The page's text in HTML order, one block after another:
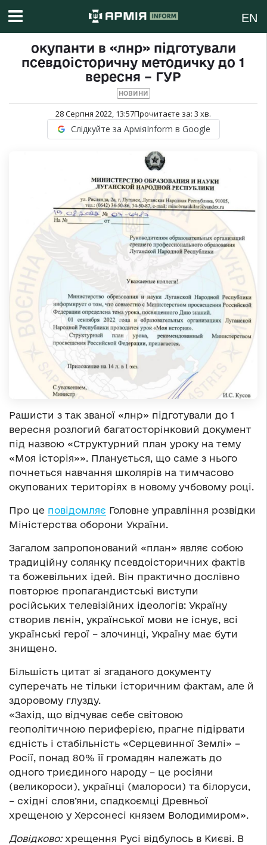
EN
окупанти в «лнр» підготували
псевдоісторичну методичку до 1
вересня – ГУР
НОВИНИ
28 Серпня 2022, 13:57Прочитаєте за: 3 хв.
Слідкуйте за АрміяInform в Google
Рашисти з так званої «лнр» підготували до 1
вересня розлогий багатосторінковий документ
під назвою «Структурний план уроку на тему
«Моя історія»». Планується, що саме з нього
почнеться навчання школярів на тимчасово
окупованих територіях в новому учбовому році.
Про це повідомляє Головне управління розвідки
Міністерства оборони України.
Загалом запропонований «план» являє собою
традиційну солянку псевдоісторичних фактів
та божевільних ідей. Він практично дослівно
повторює пропагандистські виступи
російських телевізійних ідеологів: Україну
створив лєнін, української мови не існує, всі
українські герої – злочинці, Україну має бути
знищено.
Більшість цитат зі згаданого документу
суперечать не тільки історичним фактам, але й
здоровому глузду.
«Захід, що відчуває себе світовою
геополітичною периферією, прагне підірвати
єдність і стабільність «Серцевинної Землі» –
Росії, понад 80% її громадян належать до
одного триєдиного народу – це росіяни
(великороси), українці (малороси) та білоруси,
– східні слов’яни, спадкоємці Древньої
хрещеною у Херсонесі князем Володимиром».
Довідково:хрещення Русі відбулось в Києві. В